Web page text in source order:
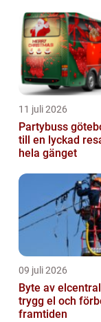
11 juli 2026
Partybuss göteborg
till en lyckad
hela gänget
09 juli 2026
Byte av
trygg el och
framtiden